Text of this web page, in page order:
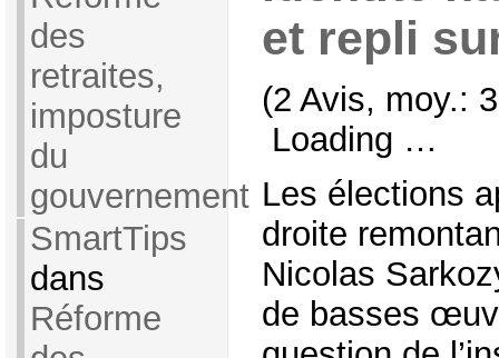
des
retraites,
imposture
du
gouvernement
SmartTips
dans
Réforme
et repli
(2 Avis, moy.:
Loading …
Les élections
droite
Nicolas
de basses